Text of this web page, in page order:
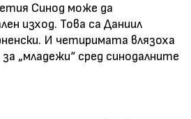
Синод може да
изход. Това са Даниил
И четиримата влязоха
„младежи“ сред синодалните